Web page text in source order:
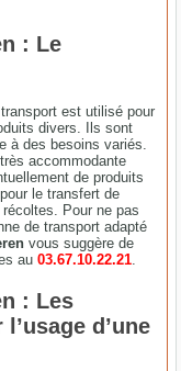
: Le
est utilisé pour
divers. Ils sont
à des besoins variés.
accommodante
de produits
le transfert de
Pour ne pas
de transport adapté
vous suggère de
au03.67.10.22.21
: Les
d’une